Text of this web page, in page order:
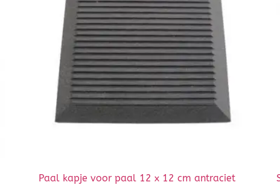
Paal kapje voor paal 12 x 12 cm antraciet